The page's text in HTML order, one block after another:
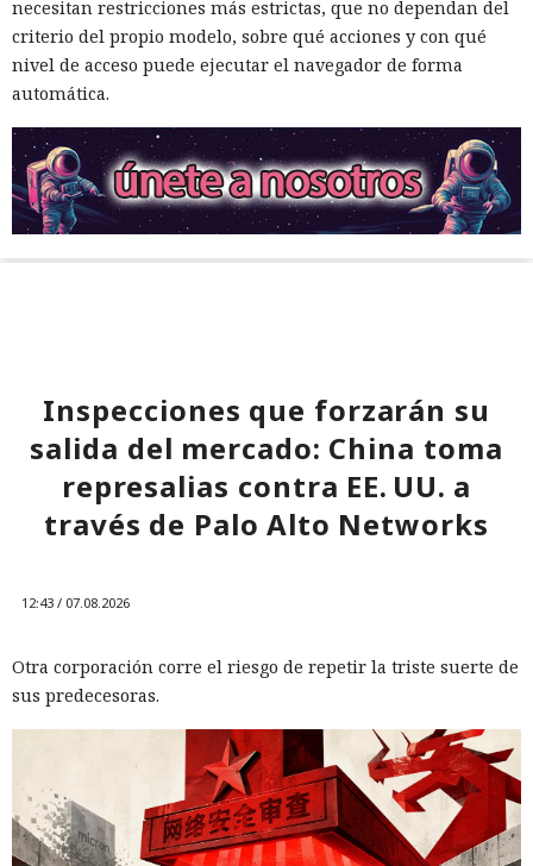
necesitan restricciones más estrictas, que no dependan del
criterio del propio modelo, sobre qué acciones y con qué
nivel de acceso puede ejecutar el navegador de forma
automática.
Inspecciones que forzarán su
salida del mercado: China toma
represalias contra EE. UU. a
través de Palo Alto Networks
12:43 / 07.08.2026
Otra corporación corre el riesgo de repetir la triste suerte de
sus predecesoras.